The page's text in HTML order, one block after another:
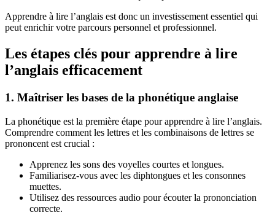
Apprendre à lire l’anglais est donc un investissement essentiel qui
peut enrichir votre parcours personnel et professionnel.
Les étapes clés pour apprendre à lire
l’anglais efficacement
1. Maîtriser les bases de la phonétique anglaise
La phonétique est la première étape pour apprendre à lire l’anglais.
Comprendre comment les lettres et les combinaisons de lettres se
prononcent est crucial :
Apprenez les sons des voyelles courtes et longues.
Familiarisez-vous avec les diphtongues et les consonnes
muettes.
Utilisez des ressources audio pour écouter la prononciation
correcte.